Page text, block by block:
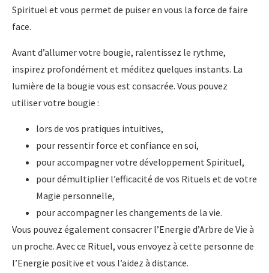
Spirituel et vous permet de puiser en vous la force de faire
face.
Avant d’allumer votre bougie, ralentissez le rythme,
inspirez profondément et méditez quelques instants. La
lumière de la bougie vous est consacrée. Vous pouvez
utiliser votre bougie :
lors de vos pratiques intuitives,
pour ressentir force et confiance en soi,
pour accompagner votre développement Spirituel,
pour démultiplier l’efficacité de vos Rituels et de votre
Magie personnelle,
pour accompagner les changements de la vie.
Vous pouvez également consacrer l’Energie d’Arbre de Vie à
un proche. Avec ce Rituel, vous envoyez à cette personne de
l’Energie positive et vous l’aidez à distance.